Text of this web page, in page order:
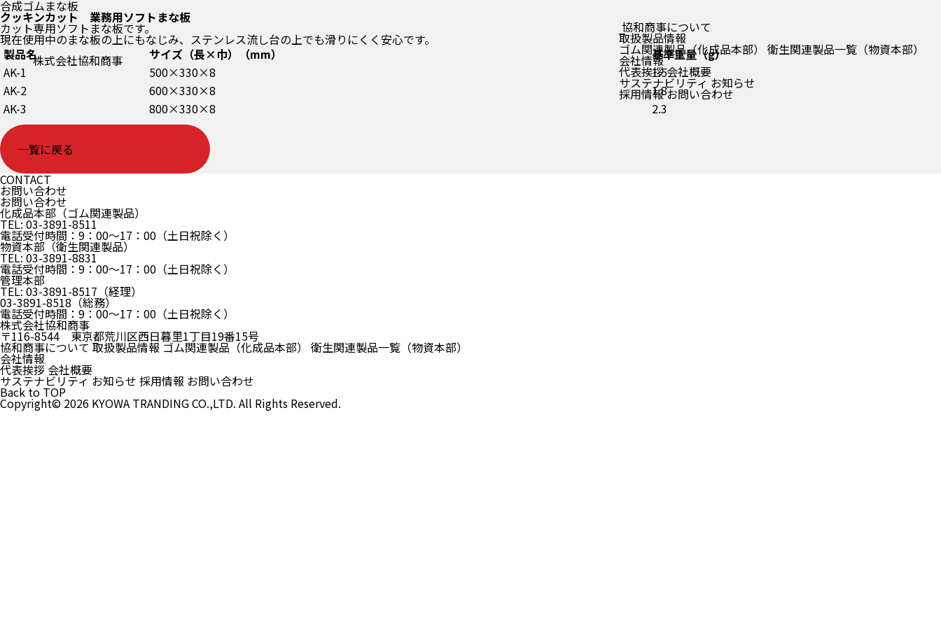
株式会社協和商事
協和商事について
取扱製品情報
ゴム関連製品（化成品本部） 衛生関連製品一覧（物資本部）
会社情報
代表挨拶会社概要
サステナビリティ お知らせ
採用情報 お問い合わせ
合成ゴムまな板
クッキンカット 業務用ソフトまな板
カット専用ソフトまな板です。
現在使用中のまな板の上にもなじみ、ステンレス流し台の上でも滑りにくく安心です。
製品名
サイズ（長×巾）（mm）
基準重量（g）
AK-1
500×330×8
1.5
AK-2
600×330×8
1.8
AK-3
800×330×8 2.3
一覧に戻る
CONTACT
お問い合わせ
お問い合わせ
化成品本部（ゴム関連製品）
TEL: 03-3891-8511
電話受付時間：9：00～17：00（土日祝除く）
物資本部（衛生関連製品）
TEL: 03-3891-8831
電話受付時間：9：00～17：00（土日祝除く）
管理本部
TEL: 03-3891-8517（経理）
03-3891-8518（総務）
電話受付時間：9：00～17：00（土日祝除く）
株式会社協和商事
〒116-8544東京都荒川区西日暮里1丁目19番15号
協和商事について 取扱製品情報 ゴム関連製品（化成品本部） 衛生関連製品一覧（物資本部）
会社情報
代表挨拶 会社概要
サステナビリティ お知らせ 採用情報 お問い合わせ
Back to TOP
Copyright© 2026 KYOWA TRANDING CO.,LTD. All Rights Reserved.